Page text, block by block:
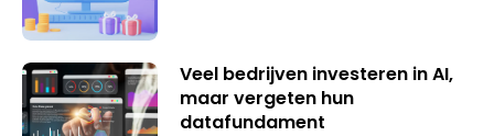
Veel bedrijven investeren in AI,
maar vergeten hun
datafundament